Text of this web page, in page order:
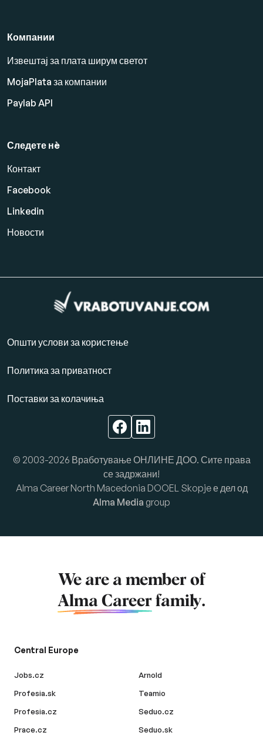
Компании
Извештај за плата ширум светот
MojaPlata за компании
Paylab API
Следете нè
Контакт
Facebook
Linkedin
Новости
Општи услови за користење
Политика за приватност
Поставки за колачиња
© 2003-2026 Вработување ОНЛИНЕ ДОО. Сите права
се задржани!
Alma Career North Macedonia DOOEL Skopje е дел од
Alma Media group
We are a member of
Alma Career family.
Central Europe
Jobs.cz
Profesia.sk
Profesia.cz
Prace.cz
Arnold
Teamio
Seduo.cz
Seduo.sk